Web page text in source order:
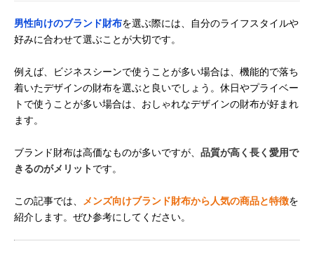
男性向けのブランド財布を選ぶ際には、自分のライフスタイルや
好みに合わせて選ぶことが大切です。
例えば、ビジネスシーンで使うことが多い場合は、機能的で落ち
着いたデザインの財布を選ぶと良いでしょう。休日やプライベー
トで使うことが多い場合は、おしゃれなデザインの財布が好まれ
ます。
ブランド財布は高価なものが多いですが、 品質が高く長く愛用で
きるのがメリットです。
この記事では、 メンズ向けブランド財布から人気の商品と特徴を
紹介します。ぜひ参考にしてください。